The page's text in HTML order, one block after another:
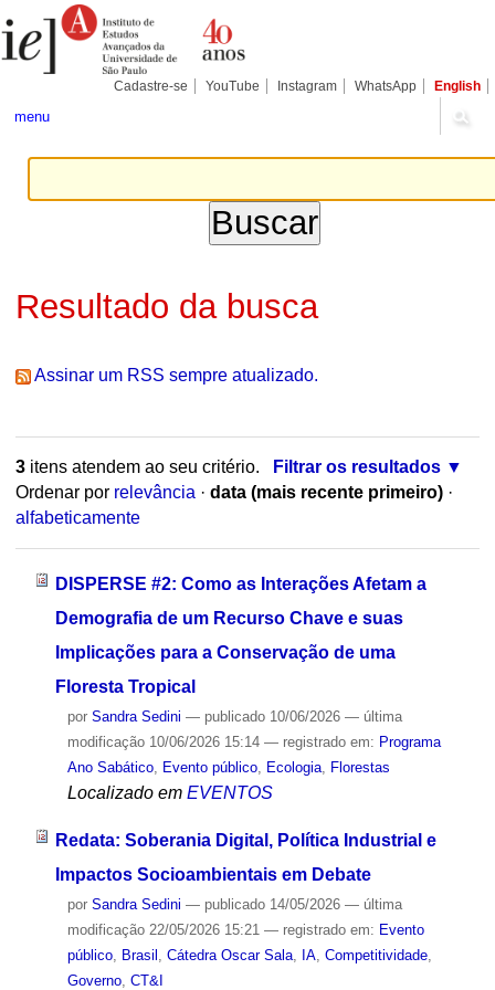
para
conteúdo.
Pessoais
Cadastre-se YouTube Instagram WhatsApp English
menu
Resultado da busca
Assinar um RSS sempre atualizado.
3itens atendem ao seu critério.
Filtrar os resultados
Ordenar por relevância · data (mais recente primeiro) ·
alfabeticamente
DISPERSE #2: Como as Interações Afetam a
Demografia de um Recurso Chave e suas
Implicações para a Conservação de uma
Floresta Tropical
por Sandra Sedini — publicado10/06/2026 — última
modificação10/06/2026 15:14 — registrado em: Programa
Ano Sabático, Evento público, Ecologia, Florestas
Localizado em EVENTOS
Redata: Soberania Digital, Política Industrial e
Impactos Socioambientais em Debate
por Sandra Sedini — publicado14/05/2026 — última
modificação22/05/2026 15:21 — registrado em: Evento
público, Brasil Cátedra Oscar Sala, IA, Competitividade,
Governo, CT&I